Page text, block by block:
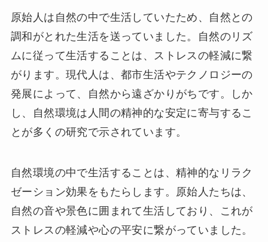
原始人は自然の中で生活していたため、自然との
調和がとれた生活を送っていました。自然のリズ
ムに従って生活することは、ストレスの軽減に繋
がります。現代人は、都市生活やテクノロジーの
発展によって、自然から遠ざかりがちです。しか
し、自然環境は人間の精神的な安定に寄与するこ
とが多くの研究で示されています。
自然環境の中で生活することは、精神的なリラク
ゼーション効果をもたらします。原始人たちは、
自然の音や景色に囲まれて生活しており、これが
ストレスの軽減や心の平安に繋がっていました。